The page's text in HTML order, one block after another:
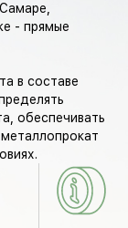
- прямые
в составе
обеспечивать